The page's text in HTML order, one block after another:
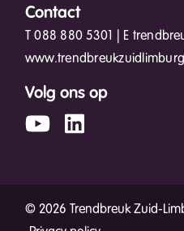
Contact
T088 880 5301 | E
Volg ons op
© 2026 Trendbreuk Zuid-